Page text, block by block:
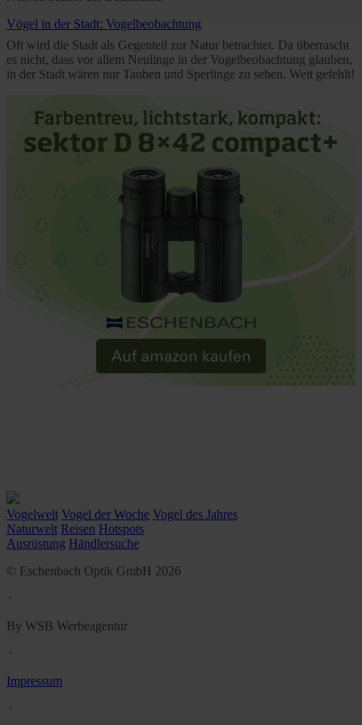
Policy and in the footer of our website).
Further information on the procedures used and your
Vögel in der Stadt: Vogelbeobachtung
Oft wird die Stadt als Gegenteil zur Natur betrachtet. Da überrascht
es nicht, dass vor allem Neulinge in der Vogelbeobachtung glauben,
in der Stadt wären nur Tauben und Sperlinge zu sehen. Weit gefehlt!
Vogelwelt Vogel der Woche Vogel des Jahres
Naturwelt Reisen Hotspots
Ausrüstung Händlersuche
© Eschenbach Optik GmbH 2026
᛫
By WSB Werbeagentur
᛫
Impressum
᛫